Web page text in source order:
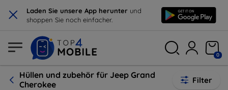
× Laden Sie unsere App herunter und
shoppen Sie noch einfacher.
0
Hüllen und zubehör für Jeep Grand
Cherokee
Filter